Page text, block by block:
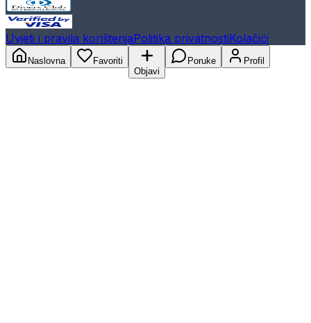
Uvjeti i pravila korištenjaPolitika privatnostiKolačići
Naslovna
Favoriti
Objavi
Poruke Profil